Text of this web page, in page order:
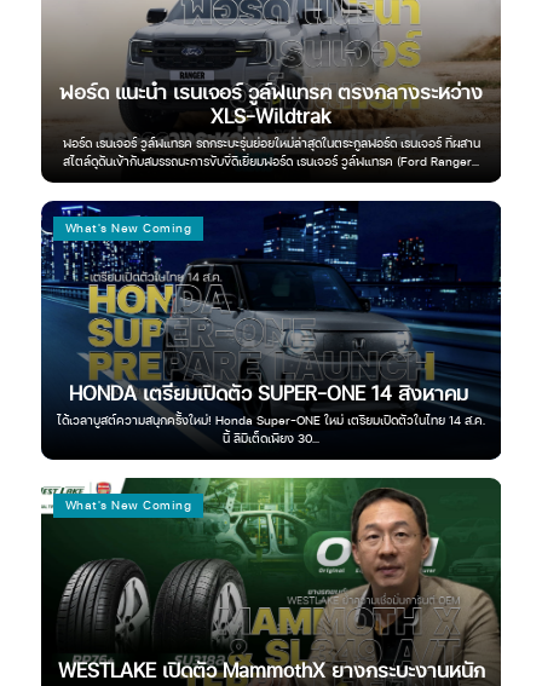
ฟอร์ด แนะนำ เรนเจอร์ วูล์ฟแทรค ตรงกลางระหว่าง
XLS-Wildtrak
ฟอร์ด เรนเจอร์ วูล์ฟแทรค รถกระบะรุ่นย่อยใหม่ล่าสุดในตระกูลฟอร์ด เรนเจอร์ ที่ผสาน
สไตล์ดุดันเข้ากับสมรรถนะการขับขี่ดีเยี่ยมฟอร์ด เรนเจอร์ วูล์ฟแทรค (Ford Ranger...
What's New Coming
HONDA เตรียมเปิดตัว SUPER-ONE 14 สิงหาคม
ได้เวลาบูสต์ความสนุกครั้งใหม่! Honda Super-ONE ใหม่ เตรียมเปิดตัวในไทย 14 ส.ค.
นี้ ลิมิเต็ดเพียง 30...
What's New Coming
WESTLAKE เปิดตัว MammothX ยางกระบะงานหนัก